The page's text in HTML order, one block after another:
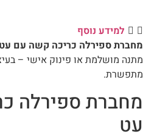
למידע נוסף
מחברת ספירלה כריכה קשה עם
מתנה מושלמת או פינוק אישי –
מתפשרת.
מחברת ספירלה
עט